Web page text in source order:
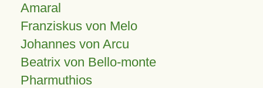
Amaral
Franziskus von Melo
Johannes von Arcu
Beatrix von Bello-monte
Pharmuthios